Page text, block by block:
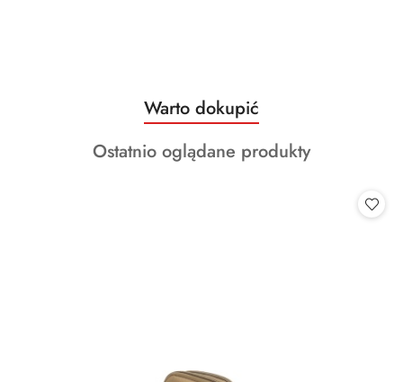
Pomiń karuzelę produktów
Produkty
o
statusie:
Warto dokupić
Produkty
Ostatnio oglądane produkty